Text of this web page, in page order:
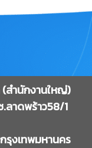
สำนักงานใหญ่)
ลาดพร้าว58/1
รุงเทพมหานคร